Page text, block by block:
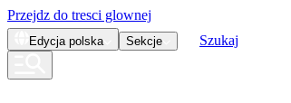
Przejdz do tresci glownej
Edycja polska Sekcje Szukaj